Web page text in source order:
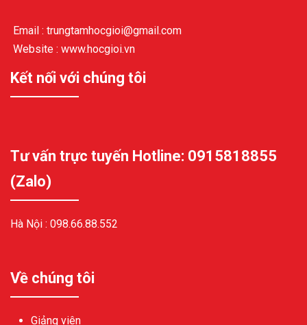
Email : trungtamhocgioi@gmail.com
Website : www.hocgioi.vn
Kết nối với chúng tôi
Tư vấn trực tuyến Hotline: 0915818855
(Zalo)
Hà Nội : 098.66.88.552
Về chúng tôi
Giảng viên